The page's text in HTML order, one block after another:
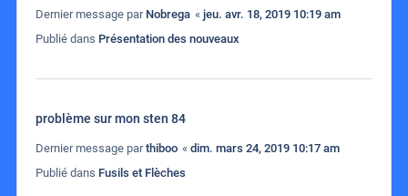
Dernier message par Nobrega « jeu. avr. 18, 2019 10:19 am
Publié dans Présentation des nouveaux
problème sur mon sten 84
Dernier message parthiboo « dim. mars 24, 2019 10:17 am
Publié dans Fusils et Flèches